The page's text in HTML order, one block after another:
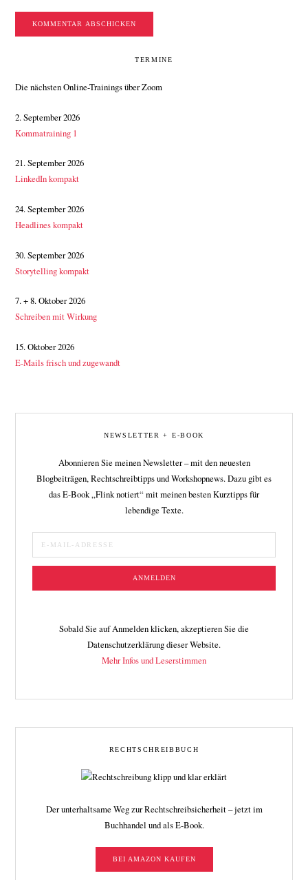
TERMINE
Die nächsten Online-Trainings über Zoom
2. September 2026
Kommatraining 1
21. September 2026
LinkedIn kompakt
24. September 2026
Headlines kompakt
30. September 2026
Storytelling kompakt
7. + 8. Oktober 2026
Schreiben mit Wirkung
15. Oktober 2026
E-Mails frisch und zugewandt
NEWSLETTER + E-BOOK
Abonnieren Sie meinen Newsletter – mit den neuesten
Blogbeiträgen, Rechtschreibtipps und Workshopnews. Dazu gibt es
das E-Book „Flink notiert“ mit meinen besten Kurztipps für
lebendige Texte.
Sobald Sie auf Anmelden klicken, akzeptieren Sie die
Datenschutzerklärung dieser Website.
Mehr Infos und Leserstimmen
RECHTSCHREIBBUCH
Der unterhaltsame Weg zur Rechtschreibsicherheit – jetzt im
Buchhandel und als E-Book.
BEI AMAZON KAUFEN